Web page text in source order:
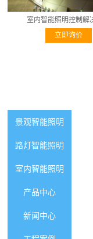
室内智能照明控制解
立即询价
景观智能照明
路灯智能照明
室内智能照明
产品中心
新闻中心